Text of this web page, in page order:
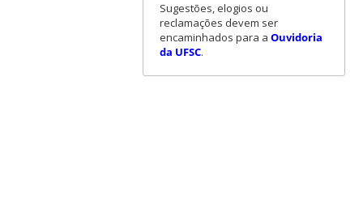
Sugestões, elogios ou
reclamações devem ser
encaminhados para a Ouvidoria
da UFSC.